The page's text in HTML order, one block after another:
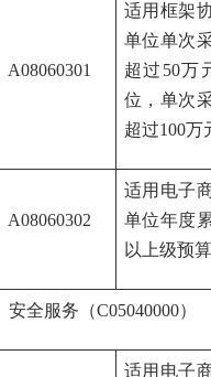
A08060301
适用框架
单位单次
超过50万
位，单次
超过100万
A08060302
适用电子
单位年度
以上级预
安全服务（C05040000）
适用电子